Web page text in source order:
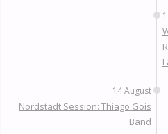
14 August
Nordstadt Session: Thiago Gois
Band